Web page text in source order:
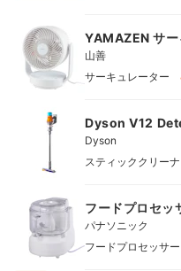
YAMAZEN サ
山善
サーキュレーター
Dyson V12
Dyson
スティッククリー
フードプロセッ
パナソニック
フードプロセッサー